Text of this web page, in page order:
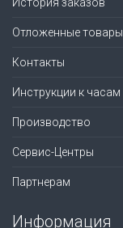
История заказов
Отложенные товары
Контакты
Инструкции к часам
Производство
Сервис-Центры
Партнерам
Информация